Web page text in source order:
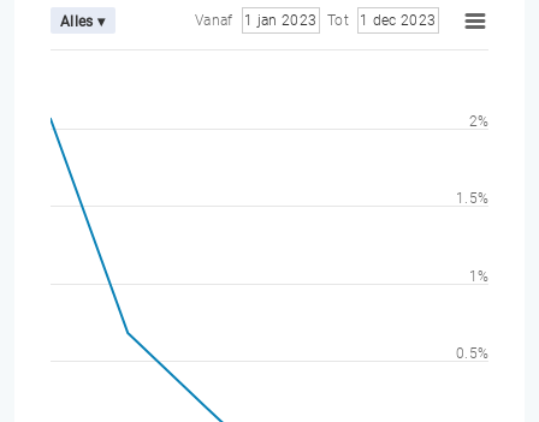
Alles ▾ Vanaf 1 jan 2023 Tot 1 dec 2023
0.5%
1%
1.5%
2%